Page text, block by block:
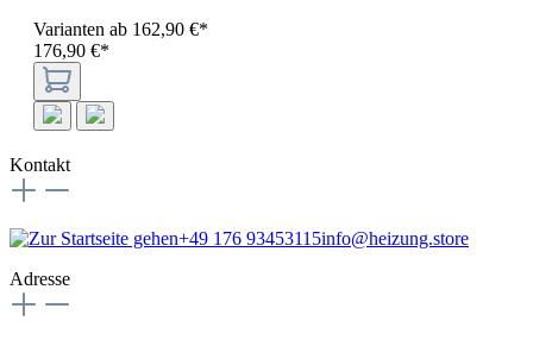
Varianten ab 162,90 €*
176,90 €*
Kontakt
+49 176 93453115info@heizung.store
Adresse